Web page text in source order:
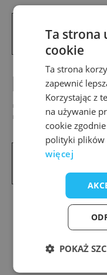
WYBIERZ
Ta strona
cookie
Ta strona
zapewnić
Korzystając z
na używanie
cookie
polityki plików
więcej
POKAŻ